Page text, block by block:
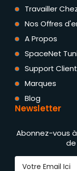
Travailler
Nos Offres
A Propos
SpaceNet
Support
Marques
Blog
Newsletter
Abonnez-vous